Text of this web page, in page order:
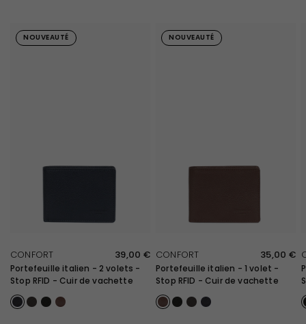
NOUVEAUTÉ
CONFORT 39,00 €
Portefeuille italien - 2 volets -
Stop RFID - Cuir de vachette
Marine
Marron Fonce
NoirChocolat
NOUVEAUTÉ
CONFORT 35,00 €
Portefeuille italien - 1 volet -
Stop RFID - Cuir de vachette
Chocolat
NoirMarron FonceMarine